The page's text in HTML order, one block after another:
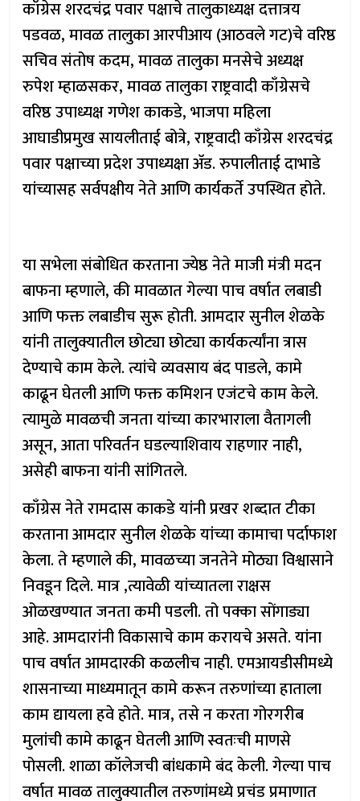
काँग्रेस शरदचंद्र पवार पक्षाचे तालुकाध्यक्ष दत्तात्रय
पडवळ, मावळ तालुका आरपीआय (आठवले गट)चे वरिष्ठ
सचिव संतोष कदम, मावळ तालुका मनसेचे अध्यक्ष
रुपेश म्हाळसकर, मावळ तालुका राष्ट्रवादी काँग्रेसचे
वरिष्ठ उपाध्यक्ष गणेश काकडे, भाजपा महिला
आघाडीप्रमुख सायलीताई बोत्रे, राष्ट्रवादी काँग्रेस शरदचंद्र
पवार पक्षाच्या प्रदेश उपाध्यक्षा ॲड. रुपालीताई दाभाडे
यांच्यासह सर्वपक्षीय नेते आणि कार्यकर्ते उपस्थित होते.
या सभेला संबोधित करताना ज्येष्ठ नेते माजी मंत्री मदन
बाफना म्हणाले, की मावळात गेल्या पाच वर्षात लबाडी
आणि फक्त लबाडीच सुरू होती. आमदार सुनील शेळके
यांनी तालुक्यातील छोट्या छोट्या कार्यकर्त्यांना त्रास
देण्याचे काम केले. त्यांचे व्यवसाय बंद पाडले, कामे
काढून घेतली आणि फक्त कमिशन एजंटचे काम केले.
त्यामुळे मावळची जनता यांच्या कारभाराला वैतागली
असून, आता परिवर्तन घडल्याशिवाय राहणार नाही,
असेही बाफना यांनी सांगितले.
काँग्रेस नेते रामदास काकडे यांनी प्रखर शब्दात टीका
करताना आमदार सुनील शेळके यांच्या कामाचा पर्दाफाश
केला. ते म्हणाले की, मावळच्या जनतेने मोठ्या विश्वासाने
निवडून दिले. मात्र ,त्यावेळी यांच्यातला राक्षस
ओळखण्यात जनता कमी पडली. तो पक्का सोंगाड्या
आहे. आमदारांनी विकासाचे काम करायचे असते. यांना
पाच वर्षात आमदारकी कळलीच नाही. एमआयडीसीमध्ये
शासनाच्या माध्यमातून कामे करून तरुणांच्या हाताला
काम द्यायला हवे होते. मात्र, तसे न करता गोरगरीब
मुलांची कामे काढून घेतली आणि स्वतःची माणसे
पोसली. शाळा कॉलेजची बांधकामे बंद केली. गेल्या पाच
वर्षात मावळ तालुक्यातील तरुणांमध्ये प्रचंड प्रमाणात